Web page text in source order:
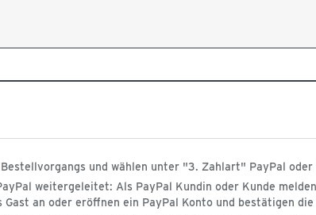
und wählen unter "3. Zahlart" PayPal
weitergeleitet: Als PayPal Kundin oder Kunde
an oder eröffnen ein PayPal Konto und bestätigen die